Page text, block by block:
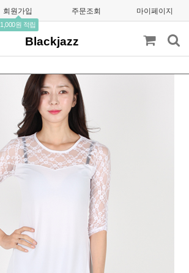
회원가입
1,000원 적립
주문조회 마이페이지
Blackjazz